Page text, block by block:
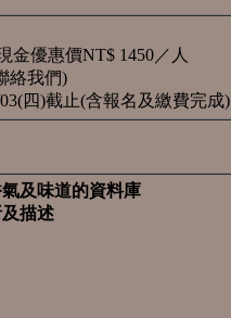
金優惠價NT$ 1450／人
絡我們)
四)截止(含報名及繳費完成)
及味道的資料庫
描述